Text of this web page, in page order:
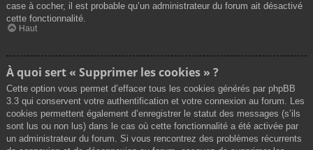
case à cocher, il est probable qu’un administrateur du forum ait désactivé
cette fonctionnalité.
Haut
À quoi sert « Supprimer les cookies » ?
Cette option vous permet d’effacer tous les cookies générés par phpBB
3.3 qui conservent votre authentification et votre connexion au forum. Les
cookies permettent également d’enregistrer le statut des messages (s’ils
sont lus ou non lus) dans le cas où cette fonctionnalité a été activée par
un administrateur du forum. Si vous rencontrez des problèmes récurrents